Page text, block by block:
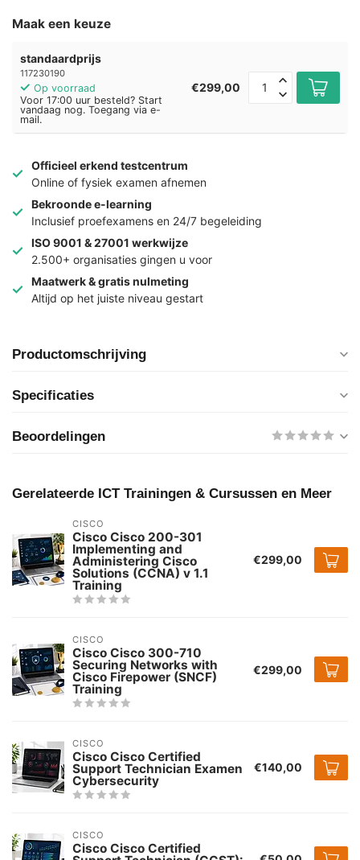
Maak een keuze
standaardprijs
117230190
Op voorraad
Voor 17:00 uur besteld? Start
vandaag nog. Toegang via e-
mail.
€299,00
Officieel erkend testcentrum
Online of fysiek examen afnemen
Bekroonde e-learning
Inclusief proefexamens en 24/7 begeleiding
ISO 9001 & 27001 werkwijze
2.500+ organisaties gingen u voor
Maatwerk & gratis nulmeting
Altijd op het juiste niveau gestart
Productomschrijving
Specificaties
Beoordelingen
Gerelateerde ICT Trainingen & Cursussen en Meer
CISCO
Cisco Cisco 200-301
Implementing and
Administering Cisco
Solutions (CCNA) v 1.1
Training
€299,00
CISCO
Cisco Cisco 300-710
Securing Networks with
Cisco Firepower (SNCF)
Training
€299,00
CISCO
Cisco Cisco Certified
Support Technician Examen
Cybersecurity
€140,00
CISCO
Cisco Cisco Certified